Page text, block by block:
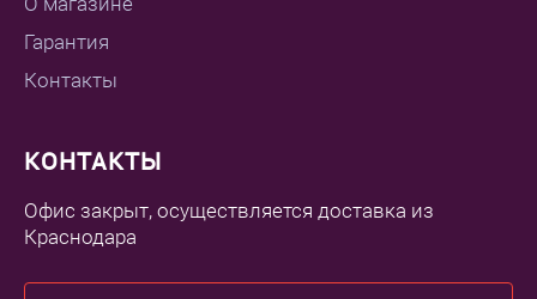
Гарантия
Контакты
КОНТАКТЫ
Офис закрыт, осуществляется доставка из
Краснодара